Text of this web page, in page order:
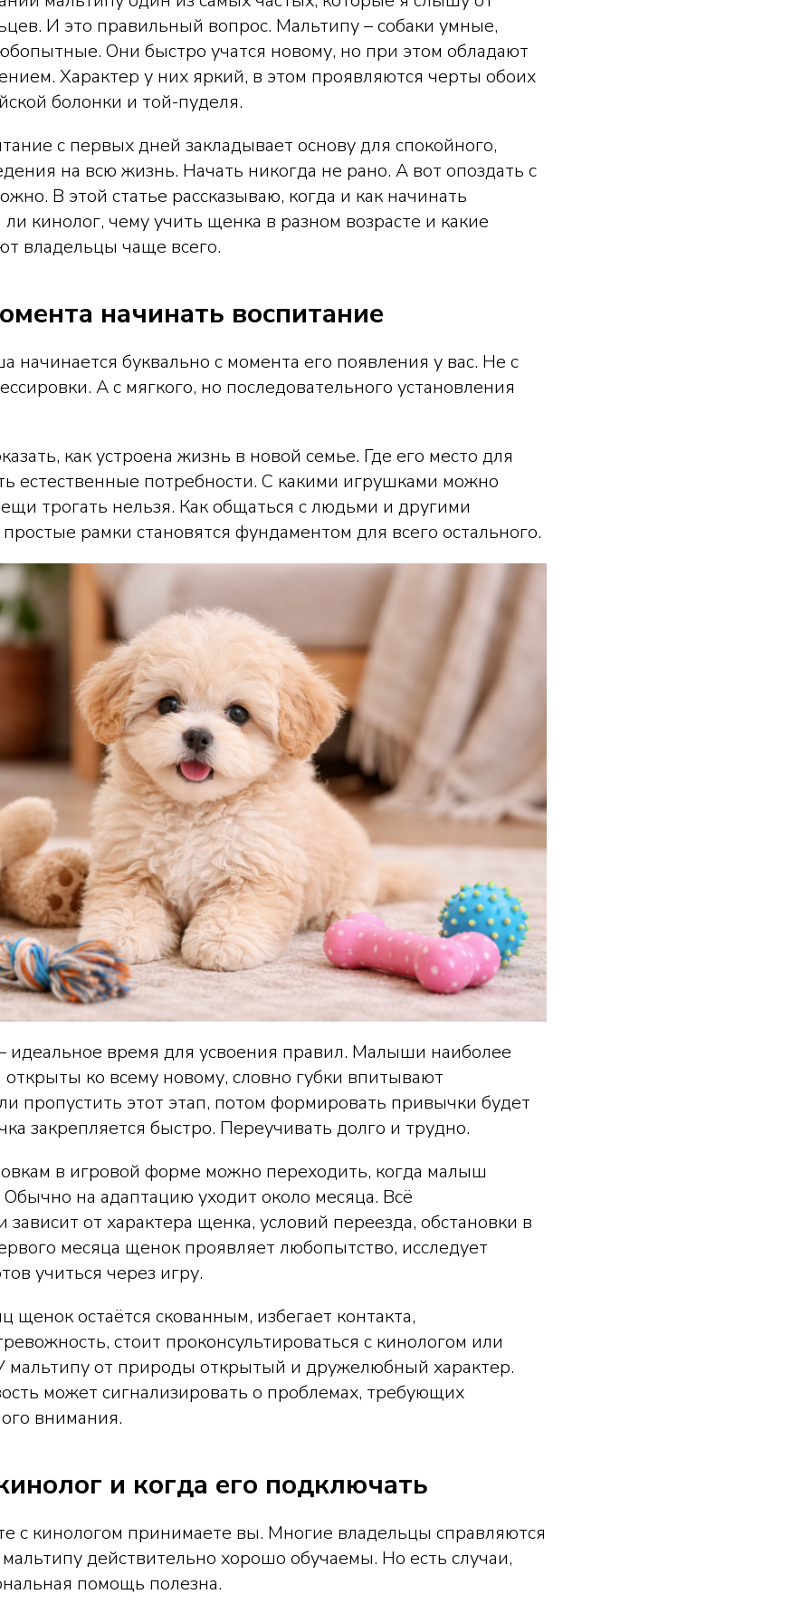
И это правильный вопрос. Мальтипу – собаки умные,
Они быстро учатся новому, но при этом обладают
Характер у них яркий, в этом проявляются черты обоих
болонки и той-пуделя.
с первых дней закладывает основу для спокойного,
на всю жизнь. Начать никогда не рано. А вот опоздать с
В этой статье рассказываю, когда и как начинать
кинолог, чему учить щенка в разном возрасте и какие
владельцы чаще всего.
начинать воспитание
начинается буквально с момента его появления у вас. Не с
А с мягкого, но последовательного установления
как устроена жизнь в новой семье. Где его место для
естественные потребности. С какими игрушками можно
трогать нельзя. Как общаться с людьми и другими
рамки становятся фундаментом для всего остального.
идеальное время для усвоения правил. Малыши наиболее
ко всему новому, словно губки впитывают
пропустить этот этап, потом формировать привычки будет
закрепляется быстро. Переучивать долго и трудно.
в игровой форме можно переходить, когда малыш
Обычно на адаптацию уходит около месяца. Всё
от характера щенка, условий переезда, обстановки в
месяца щенок проявляет любопытство, исследует
учиться через игру.
щенок остаётся скованным, избегает контакта,
стоит проконсультироваться с кинологом или
мальтипу от природы открытый и дружелюбный характер.
может сигнализировать о проблемах, требующих
внимания.
и когда его подключать
с кинологом принимаете вы. Многие владельцы справляются
действительно хорошо обучаемы. Но есть случаи,
помощь полезна.